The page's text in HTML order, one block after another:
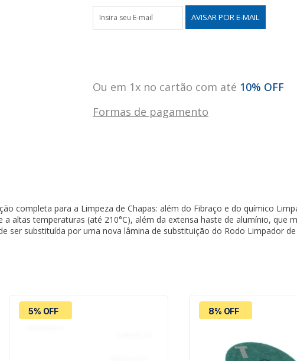
Ou em 1x no cartão com até 10% OFF
Formas de pagamento
completa para a Limpeza de Chapas: além do Fibraço e do químico
altas temperaturas (até 210°C), além da extensa haste de alumínio, que
ser substituída por uma nova lâmina de substituição do Rodo Limpador
5% OFF 8% OFF